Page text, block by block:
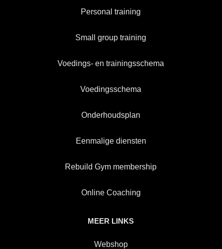
Personal training
Small group training
Voedings- en trainingsschema
Voedingsschema
Onderhoudsplan
Eenmalige diensten
Rebuild Gym membership
Online Coaching
MEER LINKS
Webshop